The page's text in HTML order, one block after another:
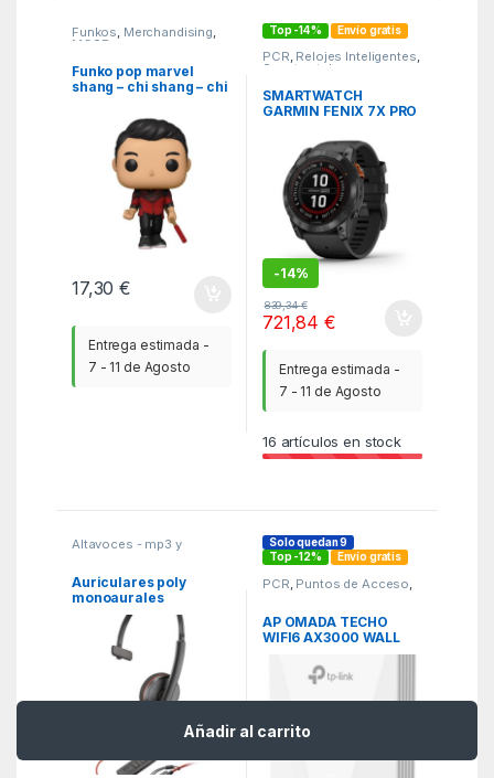
Añadir al carrito
Funkos, Merchandising,
MGSR
Funko pop marvel
shang – chi shang – chi
17,30€
Entrega estimada -
7 - 11 de Agosto
Top -14% Envío gratis
PCR, Relojes Inteligentes,
Smartwatches
SMARTWATCH
GARMIN FENIX 7X PRO
-14%
839,34€
721,84€
Entrega estimada -
7 - 11 de Agosto
16 artículos en stock
Altavoces - mp3 y
Auriculares
Auriculares poly
monoaurales
blackwire 3210 usb – c
+ adaptador usb – c – a
Solo quedan 9
Top -12%
Envío gratis
PCR Puntos de Acceso
AP OMADA TECHO
WIFI6 AX3000 WALL
PLATE EAP655-WALL